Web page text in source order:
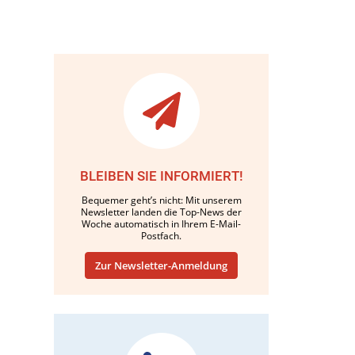
BLEIBEN SIE INFORMIERT!
Bequemer geht’s nicht: Mit unserem
Newsletter landen die Top-News der
Woche automatisch in Ihrem E-Mail-
Postfach.
Zur Newsletter-Anmeldung